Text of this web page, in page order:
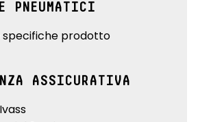
PNEUMATICI
specifiche prodotto
ASSICURATIVA